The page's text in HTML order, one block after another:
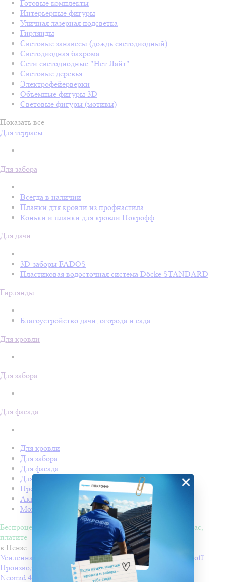
Готовые комплекты
Интерьерные фигуры
Уличная лазерная подсветка
Гирлянды
Световые занавесы (дождь светодиодный)
Светодиодная бахрома
Сети светодиодные "Нет Лайт"
Световые деревья
Электрофейерверки
Объемные фигуры 3D
Световые фигуры (мотивы)
Показать все
Для террасы
Для забора
Всегда в наличии
Планки для кровли из профнастила
Коньки и планки для кровли Покрофф
Для дачи
3D-заборы FADOS
Пластиковая водосточная система Döcke STANDARD
Гирлянды
Благоустройство дачи, огорода и сада
Для кровли
Для забора
Для фасада
Для кровли
Для забора
Для фасада
Для дачи
Производство Покрофф
Акции
Монтаж
Беспроцентная рассрочка на 4 месяца. Покупайте - сейчас,
платите - потом!
в Пензе
Усиленная односторонняя клейкая лента Изоспан ML proff
Производитель
ИЗОСПАН
Neomid 450-II, Огнебиозащита II группа
×